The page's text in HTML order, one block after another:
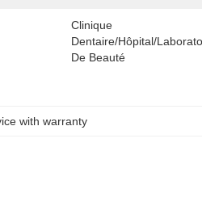
Clinique
Dentaire/hôpital/
De Beauté
with warranty